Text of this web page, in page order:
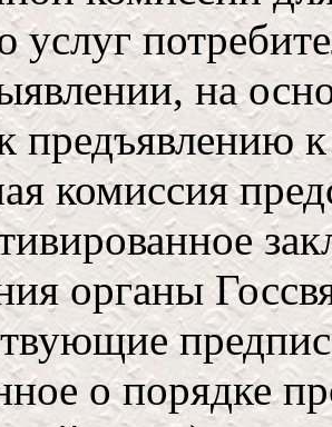
услуг
на
предъявлению
комиссия
органы
о порядке